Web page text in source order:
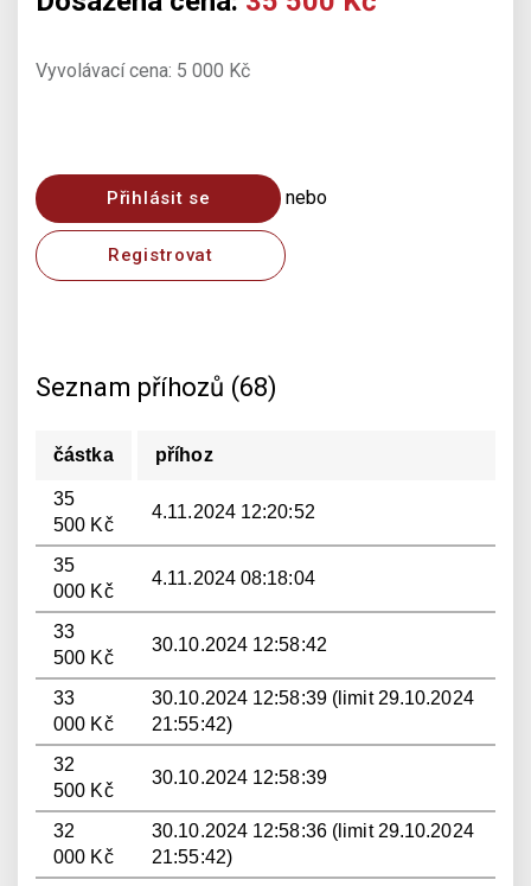
Vyvolávací cena: 5 000 Kč
Přihlásit se nebo
Registrovat
Seznam příhozů (68)
částka příhoz
35
500 Kč
4.11.2024 12:20:52
35
000 Kč
4.11.2024 08:18:04
33
500 Kč
30.10.2024 12:58:42
33
000 Kč
30.10.2024 12:58:39 (limit 29.10.2024
21:55:42)
32
500 Kč
30.10.2024 12:58:39
32
000 Kč
30.10.2024 12:58:36 (limit 29.10.2024
21:55:42)